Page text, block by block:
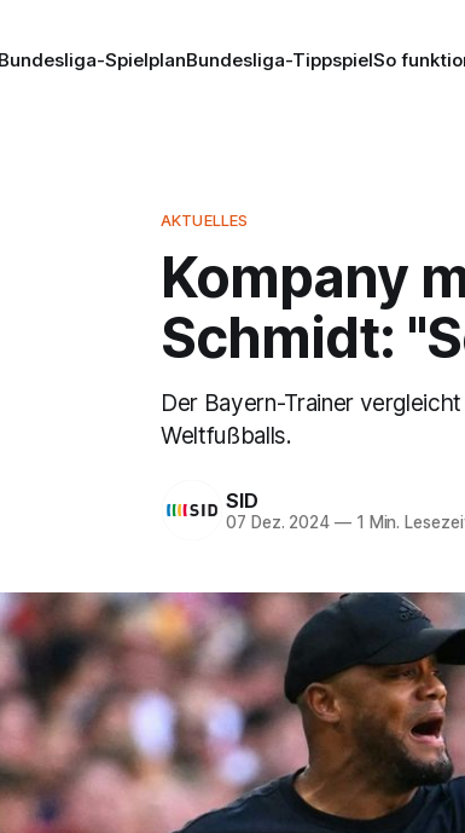
SpielplanBundesliga-TippspielSo
AKTUELLES
Kompany
Schmidt:
Der Bayern-Trainer
Weltfußballs.
SID
07 Dez. 2024 —1 Min.